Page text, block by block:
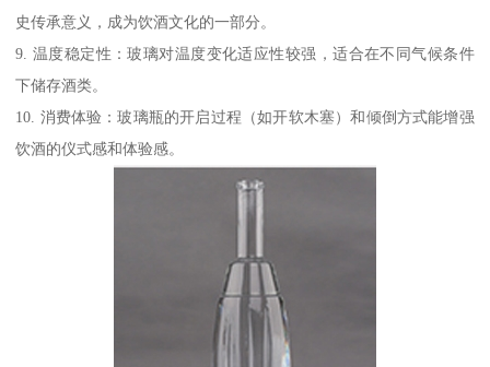
史传承意义，成为饮酒文化的一部分。
9. 温度稳定性：玻璃对温度变化适应性较强，适合在不同气候条件
下储存酒类。
10. 消费体验：玻璃瓶的开启过程（如开软木塞）和倾倒方式能增强
饮酒的仪式感和体验感。